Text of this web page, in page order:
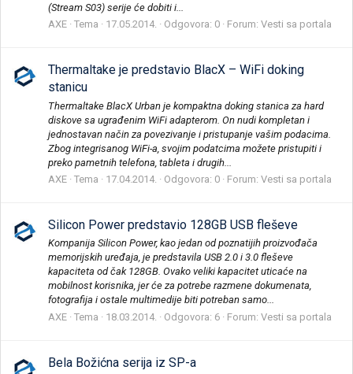
(Stream S03) serije će dobiti i...
AXE Tema 17.05.2014. Odgovora: 0 Forum: Vesti sa portala
Thermaltake je predstavio BlacX – WiFi doking
stanicu
Thermaltake BlacX Urban je kompaktna doking stanica za hard
diskove sa ugrađenim WiFi adapterom. On nudi kompletan i
jednostavan način za povezivanje i pristupanje vašim podacima.
Zbog integrisanog WiFi-a, svojim podatcima možete pristupiti i
preko pametnih telefona, tableta i drugih...
AXE Tema 17.04.2014. Odgovora: 0 Forum: Vesti sa portala
Silicon Power predstavio 128GB USB fleševe
Kompanija Silicon Power, kao jedan od poznatijih proizvođača
memorijskih uređaja, je predstavila USB 2.0 i 3.0 fleševe
kapaciteta od čak 128GB. Ovako veliki kapacitet uticaće na
mobilnost korisnika, jer će za potrebe razmene dokumenata,
fotografija i ostale multimedije biti potreban samo...
AXE Tema 18.03.2014. Odgovora: 6 Forum: Vesti sa portala
Bela Božićna serija iz SP-a